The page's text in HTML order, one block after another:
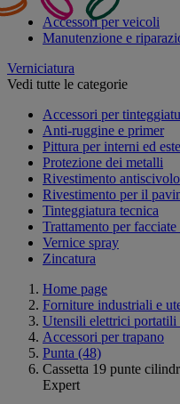
Accessori per veicoli
Manutenzione e
Verniciatura
Vedi tutte le categorie
Accessori per
Anti-ruggine e primer
Pittura per interni ed
Protezione dei metalli
Rivestimento antiscivolo
Rivestimento per il
Tinteggiatura tecnica
Trattamento per facciate
Vernice spray
Zincatura
Home page
Forniture industriali e
Utensili elettrici portatili
Accessori per trapano
Punta (48)
Cassetta 19 punte
Expert